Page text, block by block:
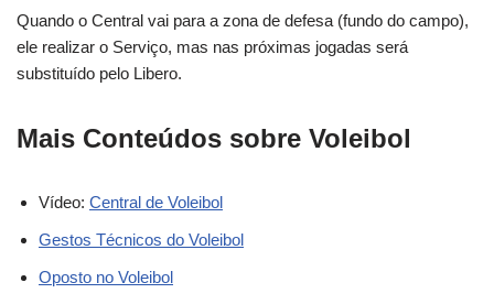
Quando o Central vai para a zona de defesa (fundo do campo),
ele realizar o Serviço, mas nas próximas jogadas será
substituído pelo Libero.
Mais Conteúdos sobre Voleibol
Vídeo: Central de Voleibol
Gestos Técnicos do Voleibol
Oposto no Voleibol